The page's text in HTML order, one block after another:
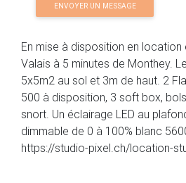
ENVOYER UN MESSAGE
En mise à disposition en
Valais à 5 minutes de Monthey.
5x5m2 au sol et 3m de haut. 2
500 à disposition, 3 soft box,
snort. Un éclairage LED au
dimmable de 0 à 100% blanc
https://studio-pixel.ch/location-